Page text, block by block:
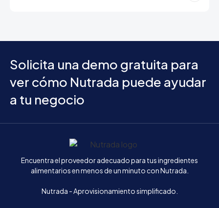
Solicita una demo gratuita para
ver cómo Nutrada puede ayudar
a tu negocio
Inicio
Encuentra el proveedor adecuado para tus ingredientes
alimentarios en menos de un minuto con Nutrada.
Nutrada - Aprovisionamiento simplificado.